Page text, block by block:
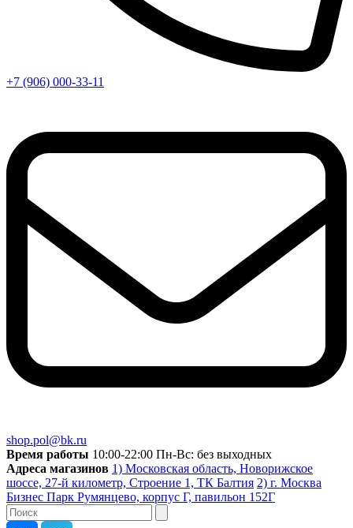
+7 (906) 000-33-11
shop.pol@bk.ru
Время работы 10:00-22:00 Пн-Вс: без выходных
Адреса магазинов 1) Московская область, Новорижское
шоссе, 27-й километр, Строение 1, ТК Балтия 2) г. Москва
Бизнес Парк Румянцево, корпус Г, павильон 152Г